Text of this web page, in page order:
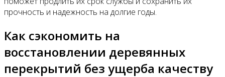
прочность и надежность на долгие годы.
Как сэкономить на
восстановлении деревянных
перекрытий без ущерба качеству